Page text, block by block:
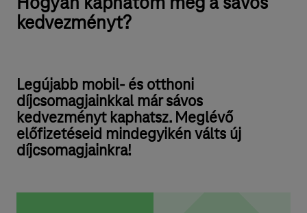
kedvezményt?
Legújabb mobil- és otthoni
díjcsomagjainkkal már sávos
kedvezményt kaphatsz. Meglévő
előfizetéseid mindegyikén válts új
díjcsomagjainkra!